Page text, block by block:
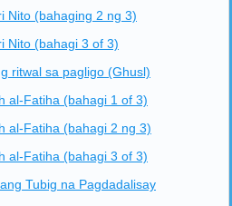
Nito (bahaging 2 ng 3)
Nito (bahagi 3 of 3)
ritwal sa pagligo (Ghusl)
al-Fatiha (bahagi 1 of 3)
al-Fatiha (bahagi 2 ng 3)
al-Fatiha (bahagi 3 of 3)
Tubig na Pagdadalisay